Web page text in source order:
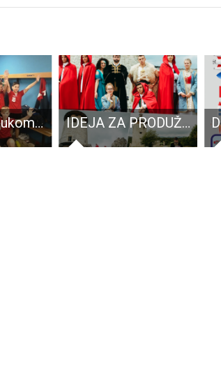
Novi uspjesi rukometaša Gospića IDEJA ZA PRODUŽENI VIKEND: Legende Plitvičkih Dolina